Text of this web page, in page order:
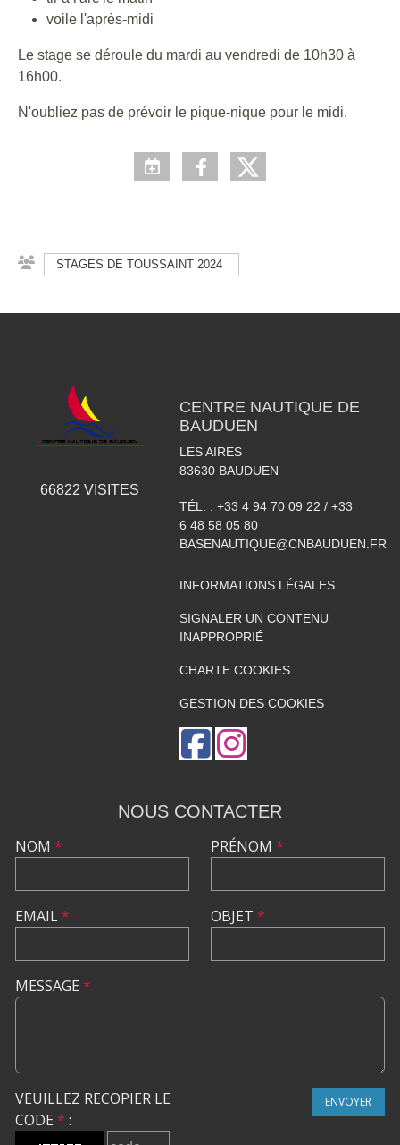
voile l'après-midi
Le stage se déroule du mardi au vendredi de 10h30 à
16h00.
N'oubliez pas de prévoir le pique-nique pour le midi.
STAGES DE TOUSSAINT 2024
66822 VISITES
CENTRE NAUTIQUE DE
BAUDUEN
LES AIRES
83630 BAUDUEN
TÉL. : +33 4 94 70 09 22 / +33
6 48 58 05 80
BASENAUTIQUE@CNBAUDUEN.FR
INFORMATIONS LÉGALES
SIGNALER UN CONTENU
INAPPROPRIÉ
CHARTE COOKIES
GESTION DES COOKIES
NOUS CONTACTER
NOM *
EMAIL*
PRÉNOM *
OBJET *
MESSAGE *
VEUILLEZ RECOPIER LE
CODE * :
ENVOYER